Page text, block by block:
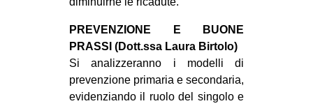
PREVENZIONE E BUONE
PRASSI (Dott.ssa Laura Birtolo)
Si analizzeranno i modelli di
prevenzione primaria e secondaria,
evidenziando il ruolo del singolo e